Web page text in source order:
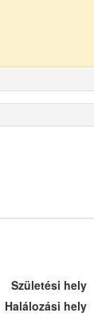
Születési hely
Halálozási hely